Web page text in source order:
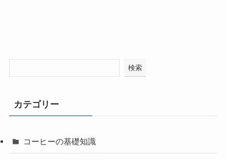
検索
カテゴリー
コーヒーの基礎知識